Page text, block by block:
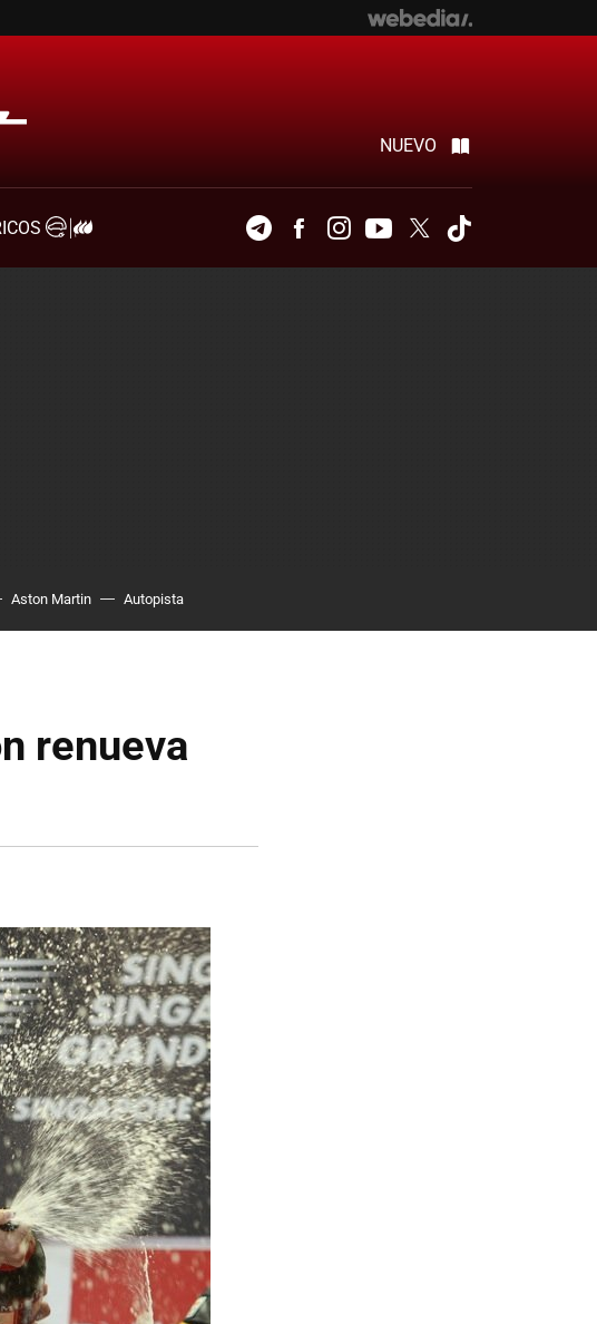
NUEVO
TelegramFacebookInstagramYoutubeTwitter
Aston Martin Autopista
renueva